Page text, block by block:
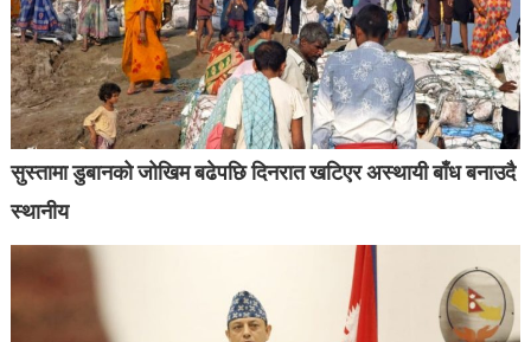
सुस्तामा डुबानको जोखिम बढेपछि दिनरात खटिएर अस्थायी बाँध बनाउदै
स्थानीय